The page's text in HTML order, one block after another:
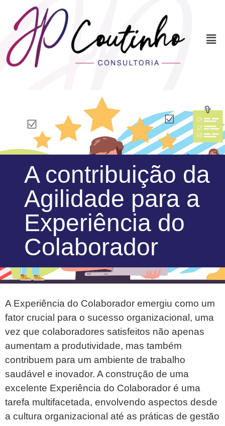
A contribuição da
Agilidade para a
Experiência do
Colaborador
A Experiência do Colaborador emergiu como um
fator crucial para o sucesso organizacional, uma
vez que colaboradores satisfeitos não apenas
aumentam a produtividade, mas também
contribuem para um ambiente de trabalho
saudável e inovador. A construção de uma
excelente Experiência do Colaborador é uma
tarefa multifacetada, envolvendo aspectos desde
a cultura organizacional até as práticas de gestão